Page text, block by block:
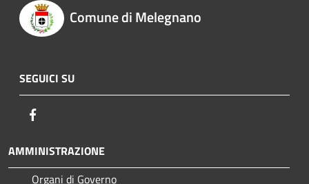
Comune di Melegnano
SEGUICI SU
AMMINISTRAZIONE
Organi di Governo